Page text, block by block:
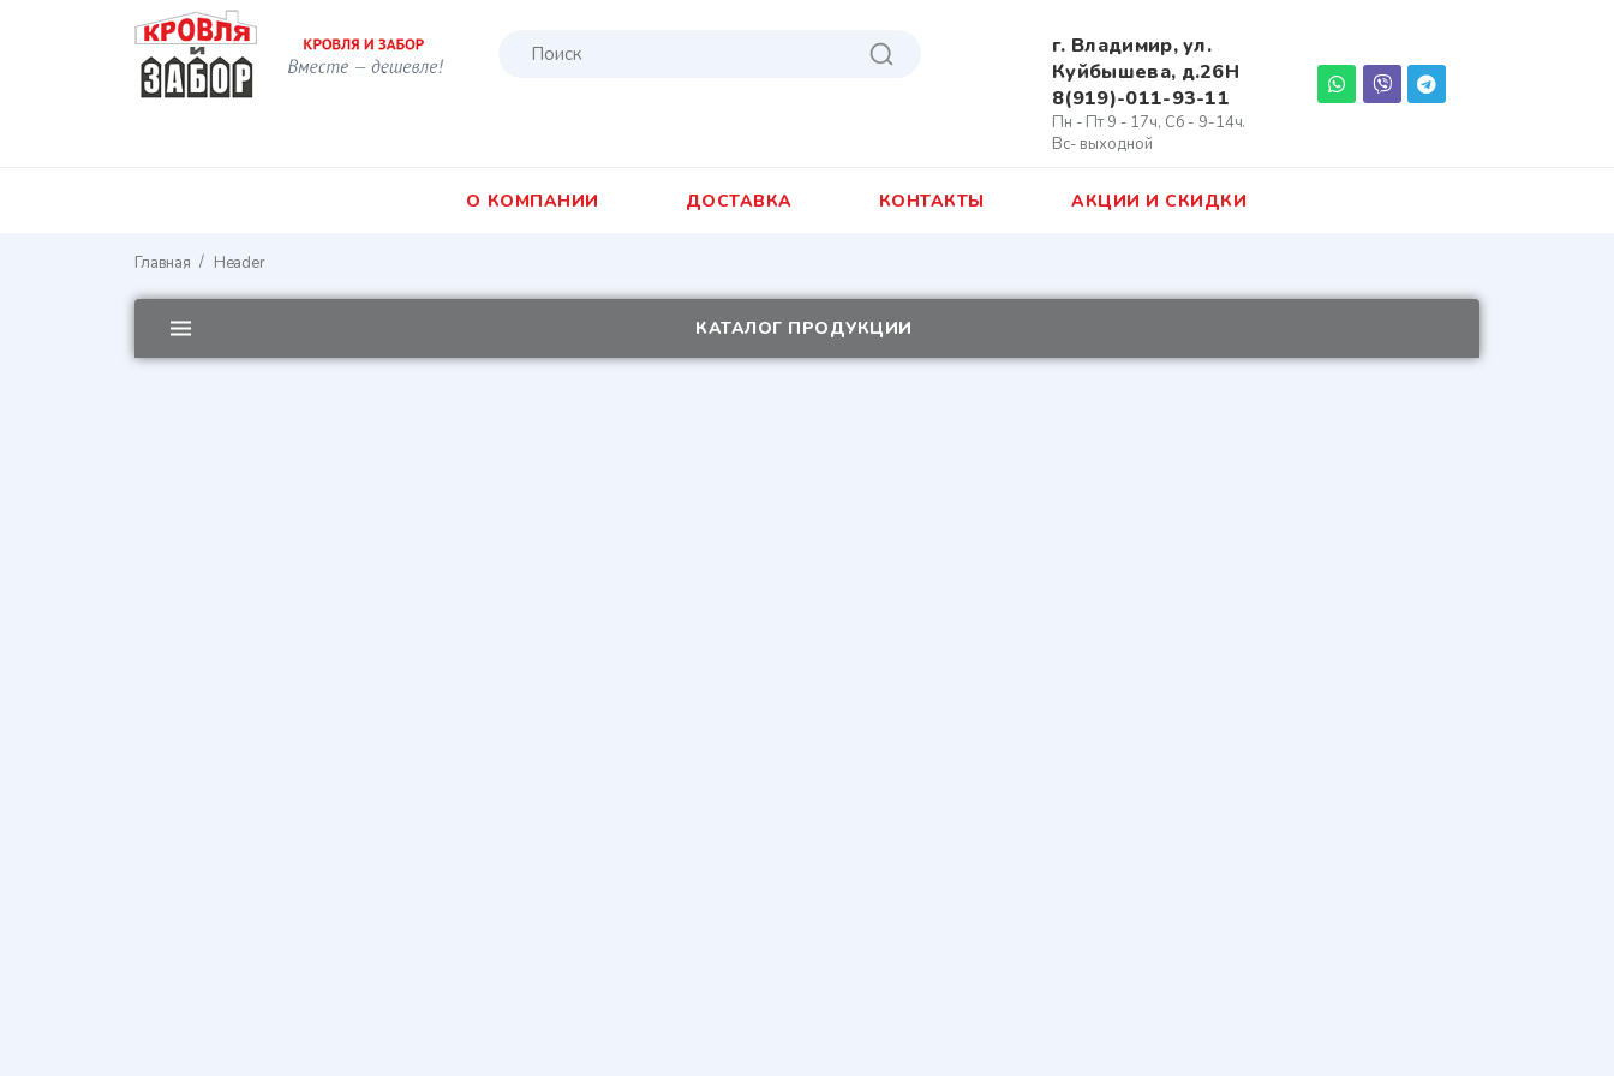
г. Владимир, ул.
Куйбышева, д.26Н
8(919)-011-93-11
Пн - Пт 9 - 17ч, Сб - 9-14ч.
Вс- выходной
О КОМПАНИИ ДОСТАВКА КОНТАКТЫ АКЦИИ И СКИДКИ
Главная / Header
КАТАЛОГ ПРОДУКЦИИ